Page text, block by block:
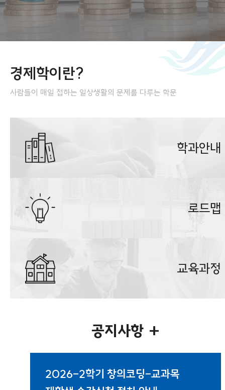
경제학이란?
사람들이 매일 접하는 일상생활의 문제를 다루는 학문
학과안내
로드맵
교육과정
공지사항 +
2026-2학기 창의코딩-교과목